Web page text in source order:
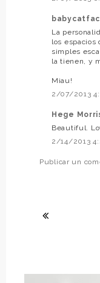
La
los espacios
simples
la tienen, y
Miau!
2/07/2013
Hege
Beautiful.
2/14/2013
Publicar un